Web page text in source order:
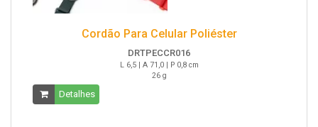
Cordão Para Celular Poliéster
DRTPECCR016
L 6,5 | A 71,0 | P 0,8 cm
26 g
Detalhes